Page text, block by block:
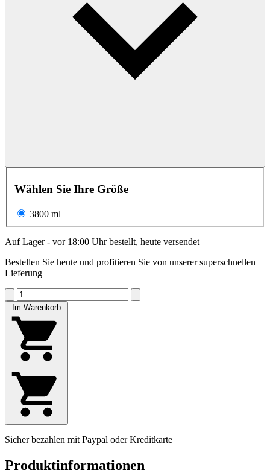
Wählen Sie Ihre Größe
3800 ml
Auf Lager - vor 18:00 Uhr bestellt, heute versendet
Bestellen Sie heute und profitieren Sie von unserer superschnellen
Lieferung
Im Warenkorb
Sicher bezahlen mit Paypal oder Kreditkarte
Produktinformationen